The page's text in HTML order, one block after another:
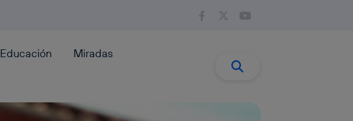
Educación
Miradas
Buscar